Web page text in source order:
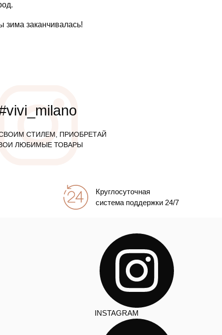
зима заканчивалась!
СТИЛЕМ, ПРИОБРЕТАЙ
ЛЮБИМЫЕ ТОВАРЫ
Круглосуточная
система поддержки 24/7
INSTAGRAM